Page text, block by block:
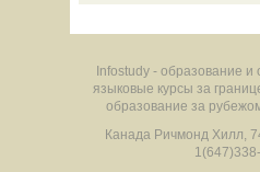
Infostudy - образование
языковые курсы за
образование за
Канада Ричмонд Хилл,